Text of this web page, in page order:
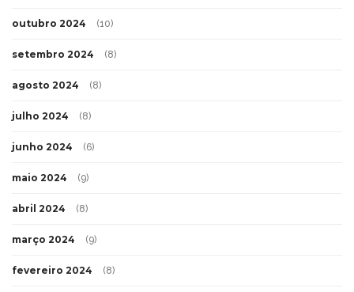
outubro 2024 (10)
setembro 2024 (8)
agosto 2024 (8)
julho 2024 (8)
junho 2024 (6)
maio 2024 (9)
abril 2024 (8)
março 2024 (9)
fevereiro 2024 (8)